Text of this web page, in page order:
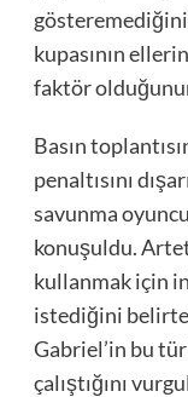
kupasının
faktör
Basın
penaltısını
savunma
konuşuldu.
kullanmak için
istediğini
Gabriel’in bu
çalıştığını